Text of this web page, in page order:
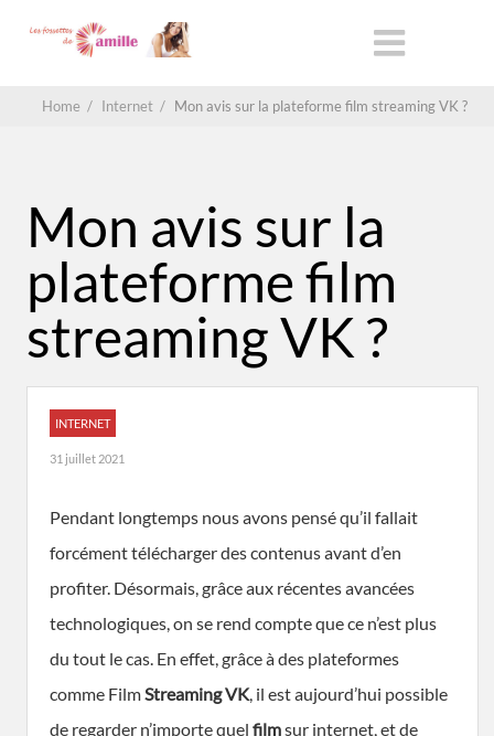
Home / Internet / Mon avis sur la plateforme film streaming VK ?
Mon avis sur la
plateforme film
streaming VK ?
INTERNET
31 juillet 2021
Pendant longtemps nous avons pensé qu’il fallait
forcément télécharger des contenus avant d’en
profiter. Désormais, grâce aux récentes avancées
technologiques, on se rend compte que ce n’est plus
du tout le cas. En effet, grâce à des plateformes
comme FilmStreaming VK, il est aujourd’hui possible
de regarder n’importe quel filmsur internet, et de